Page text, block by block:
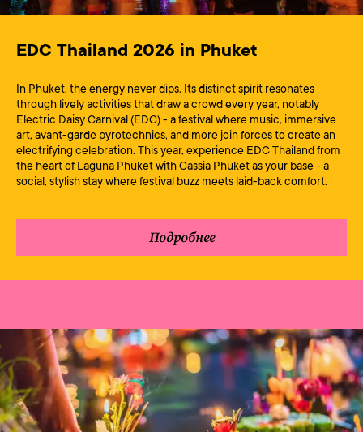
EDC Thailand 2026 in Phuket
In Phuket, the energy never dips. Its distinct spirit resonates
through lively activities that draw a crowd every year, notably
Electric Daisy Carnival (EDC) - a festival where music, immersive
art, avant-garde pyrotechnics, and more join forces to create an
electrifying celebration. This year, experience EDC Thailand from
the heart of Laguna Phuket with Cassia Phuket as your base - a
social, stylish stay where festival buzz meets laid-back comfort.
Подробнее